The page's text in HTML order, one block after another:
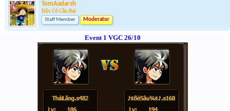
TomAadarsh
Độc Cô Cầu Bại
Staff Member
Moderator
Event 1 VGC 26/10